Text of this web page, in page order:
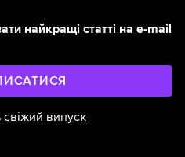
найкращі статті на e-mail
випуск